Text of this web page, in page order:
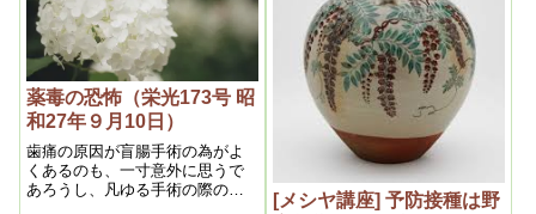
論真の医療ではない。何となれ
ば医療とは病だけを治す方法で
あって、臓器や筋肉を傷害し除
去する方法ではない
薬毒の恐怖（栄光173号 昭
和27年９月10日）
歯痛の原因が盲腸手術の為がよ
くあるのも、一寸意外に思うで
あろうし、凡ゆる手術の際の消
[メシヤ講座] 予防接種は野